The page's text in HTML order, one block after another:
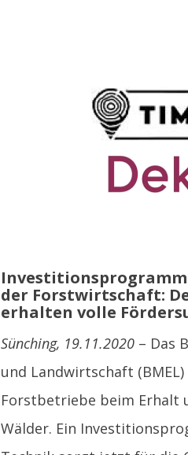
der Forstwirtschaft:
erhalten volle
Sünching, 19.11.2020– Das
und Landwirtschaft
Forstbetriebe beim Erhalt
Wälder. Ein